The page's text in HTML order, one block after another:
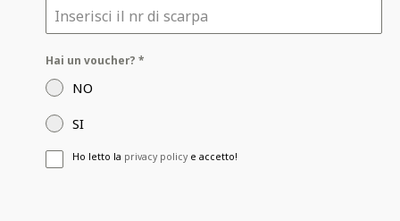
Hai un voucher? *
NO
SI
Ho letto la privacy policye accetto!